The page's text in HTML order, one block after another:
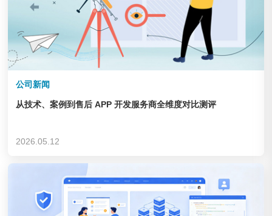
企业&集团
公司新闻
从技术、案例到售后 APP 开发服务商全维度对比测评
2026.05.12